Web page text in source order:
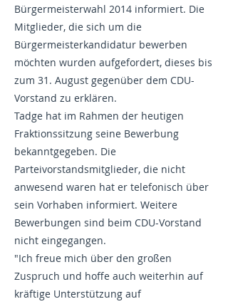
Bürgermeisterwahl 2014 informiert. Die
Mitglieder, die sich um die
Bürgermeisterkandidatur bewerben
möchten wurden aufgefordert, dieses bis
zum 31. August gegenüber dem CDU-
Vorstand zu erklären.
Tadge hat im Rahmen der heutigen
Fraktionssitzung seine Bewerbung
bekanntgegeben. Die
Parteivorstandsmitglieder, die nicht
anwesend waren hat er telefonisch über
sein Vorhaben informiert. Weitere
Bewerbungen sind beim CDU-Vorstand
nicht eingegangen.
"Ich freue mich über den großen
Zuspruch und hoffe auch weiterhin auf
kräftige Unterstützung auf